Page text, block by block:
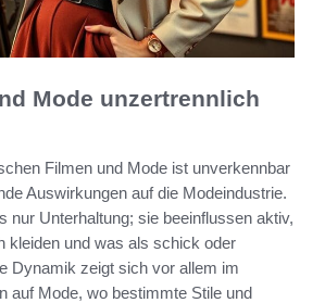
Mode unzertrennlich
Filmen und Mode ist unverkennbar
Auswirkungen auf die Modeindustrie.
nur Unterhaltung; sie beeinflussen aktiv,
kleiden und was als schick oder
Dynamik zeigt sich vor allem im
auf Mode, wo bestimmte Stile und